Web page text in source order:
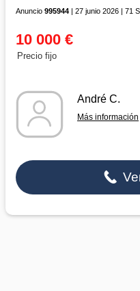
Anuncio 995944 | 27 junio 2026 | 71
10 000 €
Precio fijo
André C.
Más información